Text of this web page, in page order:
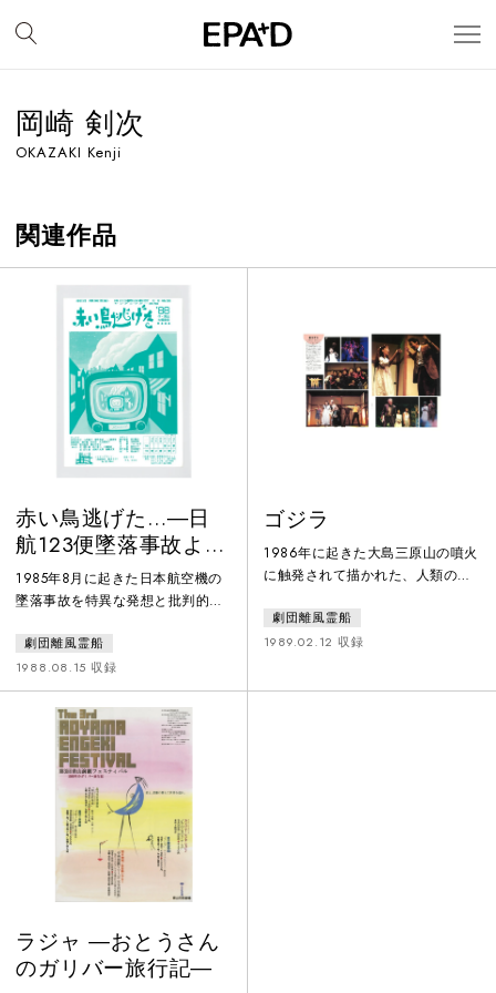
岡崎 剣次
OKAZAKI Kenji
関連作品
赤い鳥逃げた…―日
航123便墜落事故より
―
1985年8月に起きた日本航空機の
墜落事故を特異な発想と批判的な
いを込めた作品。初演は1986年。
家族が夢中になって見入るテレビ
から、インタビューから逃れて事
故の生存者であるCAが飛び出して
くる場面を皮切りに、日航がコマ
ーシャル界に復帰する撮影現場な
ど、虚実の間をぬう奇想なドラマ
が展開。やがて現代の表層的な戯
画である茶の間の光景が、事故で
失われた人々のかけがえのない生
劇団離風霊船
1988.08.15 収録
ゴジラ
1986年に起きた大島三原山の噴火
に触発されて描かれた、人類の暴
が、人間の可憐な少女に恋をする
という育奇想天外な恋物語。怪獣
じ、観客との共同幻想で、舞台に
劇団離風霊船
1989.02.12 収録
ラジャ ―おとうさん
のガリバー旅行記―